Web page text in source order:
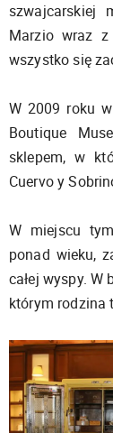
szwajcarskiej
Marzio wraz
wszystko się
W 2009 roku
Boutique
sklepem, w
Cuervo y
W miejscu
ponad wieku,
całej wyspy.
którym rodzina